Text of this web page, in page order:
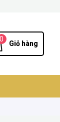
0
Giỏ hàng